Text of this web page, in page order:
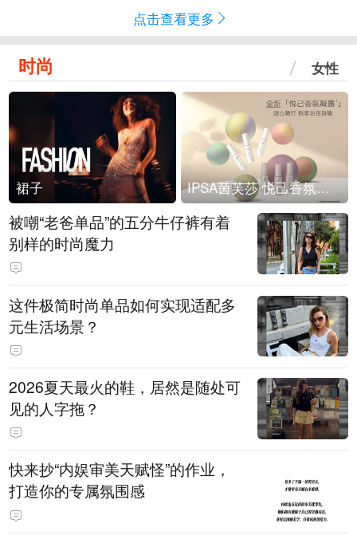
点击查看更多
时尚 女性
裙子 IPSA茵芙莎 悦己香氛凝露上市
被嘲“老爸单品”的五分牛仔裤有着
别样的时尚魔力
这件极简时尚单品如何实现适配多
元生活场景？
2026夏天最火的鞋，居然是随处可
见的人字拖？
快来抄“内娱审美天赋怪”的作业，
打造你的专属氛围感